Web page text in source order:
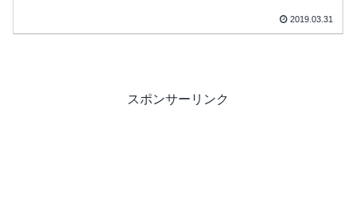
2019.03.31
スポンサーリンク